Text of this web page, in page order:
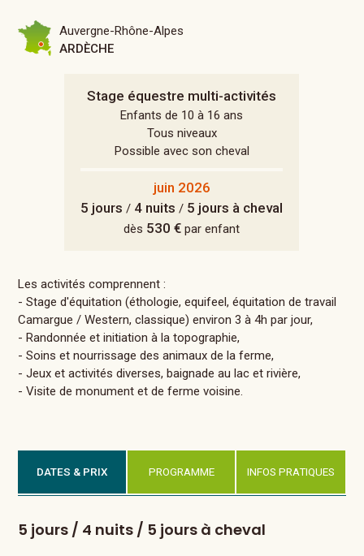
Stage équestre multi-activités
Enfants de 10 à 16 ans
Tous niveaux
Possible avec son cheval
juin 2026
5 jours / 4 nuits / 5 jours à cheval
dès 530 € par enfant
Auvergne-Rhône-Alpes
ARDÈCHE
Les activités comprennent :
- Stage d'équitation (éthologie, equifeel, équitation de travail
Camargue / Western, classique) environ 3 à 4h par jour,
- Randonnée et initiation à la topographie,
- Soins et nourrissage des animaux de la ferme,
- Jeux et activités diverses, baignade au lac et rivière,
- Visite de monument et de ferme voisine.
DATES & PRIX PROGRAMME INFOS PRATIQUES
5 jours / 4 nuits / 5 jours à cheval